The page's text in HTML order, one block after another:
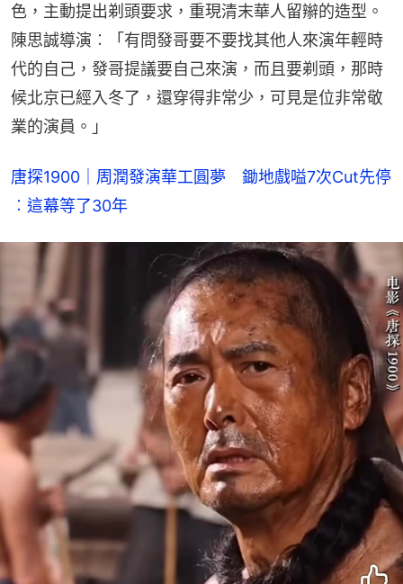
色，主動提出剃頭要求，重現清末華人留辮的造型。
陳思誠導演︰「有問發哥要不要找其他人來演年輕時
代的自己，發哥提議要自己來演，而且要剃頭，那時
候北京已經入冬了，還穿得非常少，可見是位非常敬
業的演員。」
唐探1900｜周潤發演華工圓夢　鋤地戲嗌7次Cut先停
︰這幕等了30年